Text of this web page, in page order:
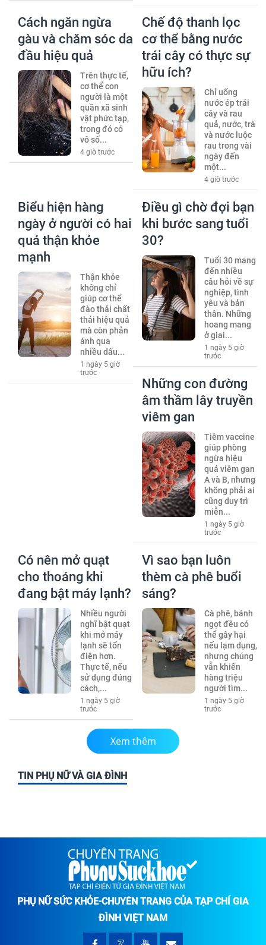
Cách ngăn ngừa
gàu và chăm sóc da
đầu hiệu quả
Trên thực tế,
cơ thể con
người là một
quần xã sinh
vật phức tạp,
trong đó có
vô số...
4 giờ trước
Chế độ thanh lọc
cơ thể bằng nước
trái cây có thực sự
hữu ích?
Chỉ uống
nước ép trái
cây và rau
quả, nước, trà
và nước luộc
rau trong vài
ngày đến
một...
4 giờ trước
Biểu hiện hàng
ngày ở người có hai
quả thận khỏe
mạnh
Thận khỏe
không chỉ
giúp cơ thể
đào thải chất
thải hiệu quả
mà còn phản
ánh qua
nhiều dấu...
1 ngày 5 giờ
trước
Điều gì chờ đợi bạn
khi bước sang tuổi
30?
Tuổi 30 mang
đến nhiều
câu hỏi về sự
nghiệp, tình
yêu và bản
thân. Những
hoang mang
ở giai...
1 ngày 5 giờ
trước
Những con đường
âm thầm lây truyền
viêm gan
Tiêm vaccine
giúp phòng
ngừa hiệu
quả viêm gan
A và B, nhưng
không phải ai
cũng duy trì
miễn...
1 ngày 5 giờ
trước
Có nên mở quạt
cho thoáng khi
đang bật máy lạnh?
Nhiều người
nghĩ bật quạt
khi mở máy
lạnh sẽ tốn
điện hơn.
Thực tế, nếu
sử dụng đúng
cách,...
1 ngày 5 giờ
trước
Vì sao bạn luôn
thèm cà phê buổi
sáng?
Cà phê, bánh
ngọt đều có
thể gây hại
nếu lạm dụng,
nhưng chúng
vẫn khiến
hàng triệu
người tìm...
1 ngày 5 giờ
trước
Xem thêm
TIN PHỤ NỮ VÀ GIA ĐÌNH
PHỤ NỮ SỨC KHỎE-CHUYÊN TRANG CỦA TẠP CHÍ GIA
ĐÌNH VIỆT NAM